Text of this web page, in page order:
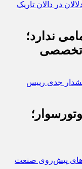
ندارد؛
تخصصی